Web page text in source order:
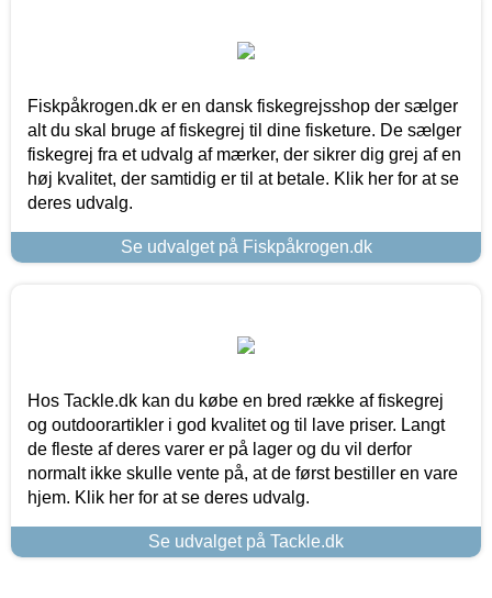
Fiskpåkrogen.dk er en dansk fiskegrejsshop der sælger
alt du skal bruge af fiskegrej til dine fisketure. De sælger
fiskegrej fra et udvalg af mærker, der sikrer dig grej af en
høj kvalitet, der samtidig er til at betale. Klik her for at se
deres udvalg.
Se udvalget på Fiskpåkrogen.dk
Hos Tackle.dk kan du købe en bred række af fiskegrej
og outdoorartikler i god kvalitet og til lave priser. Langt
de fleste af deres varer er på lager og du vil derfor
normalt ikke skulle vente på, at de først bestiller en vare
hjem. Klik her for at se deres udvalg.
Se udvalget på Tackle.dk